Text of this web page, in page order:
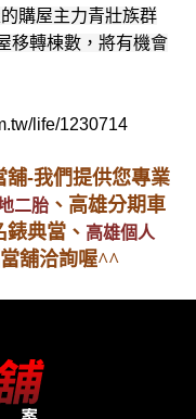
購屋主力青壯族群
移轉棟數，將有機會
life/1230714
舖-我們提供您專業
二胎 、高雄分期車
典當、 高雄個人
舖洽詢喔^^